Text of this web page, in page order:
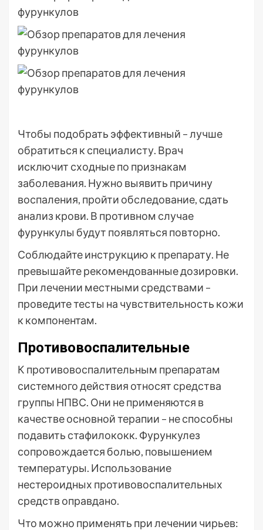
Чтобы подобрать эффективный – лучше
обратиться к специалисту. Врач
исключит сходные по признакам
заболевания. Нужно выявить причину
воспаления, пройти обследование, сдать
анализ крови. В противном случае
фурункулы будут появляться повторно.
Соблюдайте инструкцию к препарату. Не
превышайте рекомендованные дозировки.
При лечении местными средствами –
проведите тесты на чувствительность кожи
к компонентам.
Противовоспалительные
К противовоспалительным препаратам
системного действия относят средства
группы НПВС. Они не применяются в
качестве основной терапии – не способны
подавить стафилококк. Фурункулез
сопровождается болью, повышением
температуры. Использование
нестероидных противовоспалительных
средств оправдано.
Что можно применять при лечении чирьев: